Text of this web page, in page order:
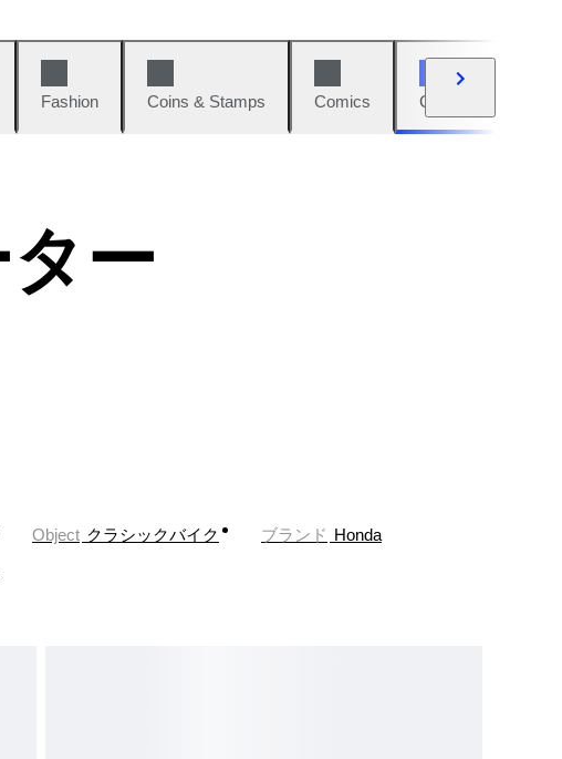
Fashion Coins & Stamps Comics Cars & Bikes
ー
Object クラシックバイク ブランド Honda